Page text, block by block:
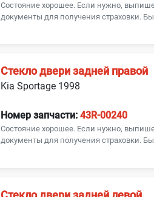
Mercedes-Benz
Rover
SsangYong
Состояние хорошее. Если нужно,
документы для получения страховки.
Стекло двери задней правой
Kia Sportage 1998
Номер запчасти: 43R-00240
Состояние хорошее. Если нужно,
документы для получения страховки.